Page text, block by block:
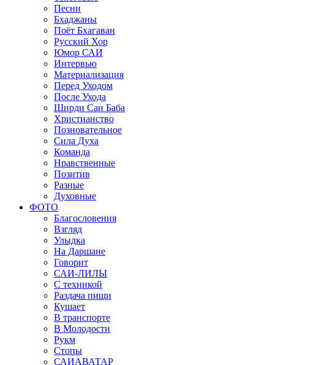
Песни
Бхаджаны
Поёт Бхагаван
Русский Хор
Юмор САИ
Интервью
Материализация
Перед Уходом
После Ухода
Ширди Саи Баба
Христианство
Позновательное
Сила Духа
Команда
Нравственные
Позитив
Разные
Духовные
ФОТО
Благословения
Взгляд
Улыдка
На Даршане
Говорит
САИ-ЛИЛЫ
С техникой
Раздача пищи
Кушает
В транспорте
В Молодости
Рукм
Стопы
САИАВАТАР